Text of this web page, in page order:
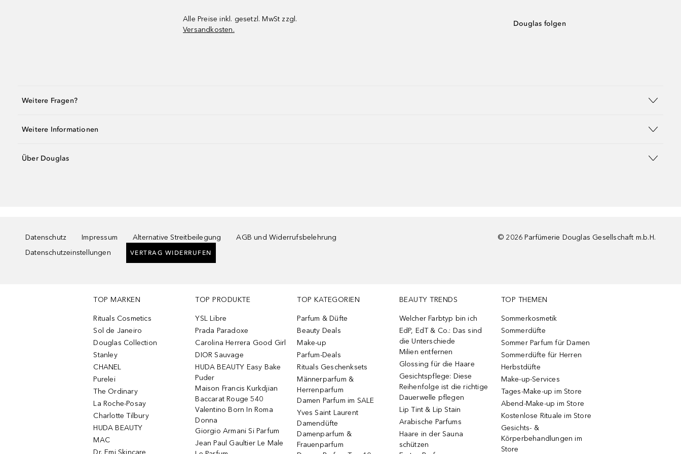
Alle Preise inkl. gesetzl. MwSt zzgl.
Versandkosten.
Douglas folgen
Weitere Fragen?
Weitere Informationen
Über Douglas
Datenschutz Impressum Alternative Streitbeilegung
AGB und Widerrufsbelehrung
Datenschutzeinstellungen
VERTRAG WIDERRUFEN
© 2026 Parfümerie Douglas Gesellschaft m.b.H.
TOP MARKEN
Rituals Cosmetics
Sol de Janeiro
Douglas Collection
Stanley
CHANEL
Purelei
The Ordinary
La Roche-Posay
Charlotte Tilbury
HUDA BEAUTY
MAC
Dr. Emi Skincare
TOP PRODUKTE
YSL Libre
Prada Paradoxe
Carolina Herrera Good Girl
DIOR Sauvage
HUDA BEAUTY Easy Bake
Puder
Maison Francis Kurkdjian
Baccarat Rouge 540
Valentino Born In Roma
Donna
Giorgio Armani Si Parfum
Jean Paul Gaultier Le Male
TOP KATEGORIEN
Parfum & Düfte
Beauty Deals
Make-up
Parfum-Deals
Rituals Geschenksets
Männerparfum &
Herrenparfum
Damen Parfum im SALE
Yves Saint Laurent
Damendüfte
Damenparfum &
Frauenparfum
BEAUTY TRENDS
Welcher Farbtyp bin ich
EdP, EdT & Co.: Das sind
die Unterschiede
Milien entfernen
Glossing für die Haare
Gesichtspflege: Diese
Reihenfolge ist die richtige
Dauerwelle pflegen
Lip Tint & Lip Stain
Arabische Parfums
Haare in der Sauna
schützen
TOP THEMEN
Sommerkosmetik
Sommerdüfte
Sommer Parfum für Damen
Sommerdüfte für Herren
Herbstdüfte
Make-up-Services
Tages-Make-up im Store
Abend-Make-up im Store
Kostenlose Rituale im Store
Gesichts- &
Körperbehandlungen im
Store